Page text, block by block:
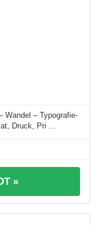
Wandel – Typografie-
Druck, Pri ...
»